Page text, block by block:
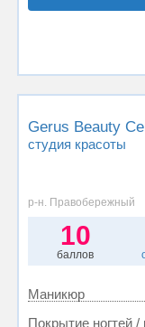
Gerus Beauty
студия красоты
р-н. Правобережный
10
баллов
Маникюр
Покрытие ногтей /